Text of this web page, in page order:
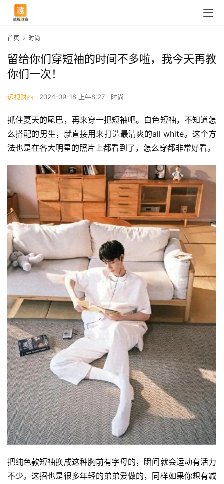
首页 时尚
留给你们穿短袖的时间不多啦，我今天再教
你们一次！
远视财商 2024-09-18 上午8:27 时尚
抓住夏天的尾巴，再来穿一把短袖吧。白色短袖，不知道怎
么搭配的男生，就直接用来打造最清爽的all white。这个方
法也是在各大明星的照片上都看到了，怎么穿都非常好看。
把纯色款短袖换成这种胸前有字母的，瞬间就会运动有活力
不少。这招也是很多年轻的弟弟爱做的，同样如果你想有减